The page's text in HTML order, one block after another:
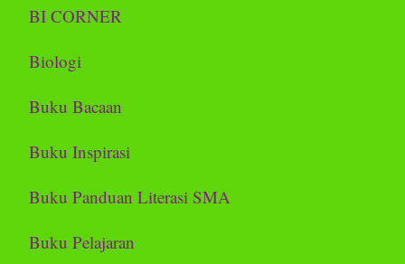
BI CORNER
Biologi
Buku Bacaan
Buku Inspirasi
Buku Panduan Literasi SMA
Buku Pelajaran